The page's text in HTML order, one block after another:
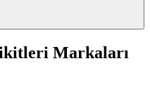
Markaları